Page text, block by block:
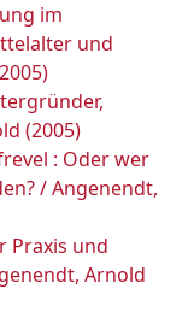
im
und
(2005)
: Oder wer
/ Angenendt,
Praxis und
Arnold